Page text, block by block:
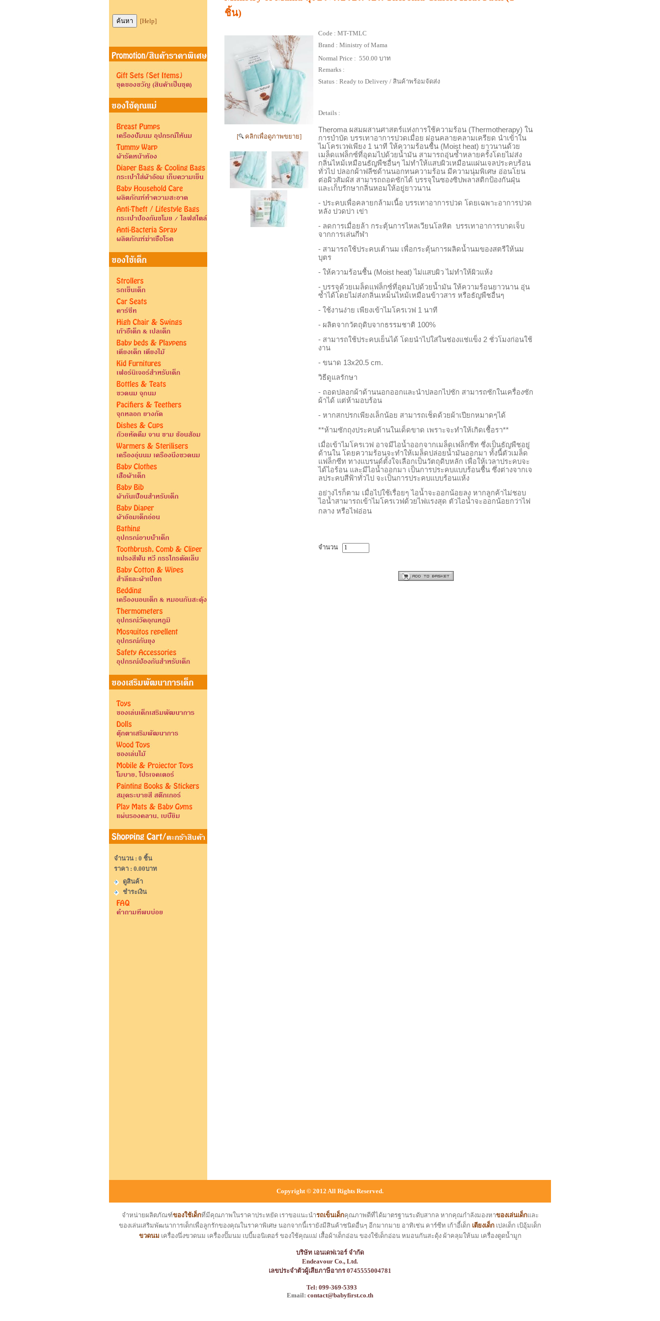
[Help]
จำนวน : 0 ชิ้น
ราคา : 0.00บาท
ดูสินค้า
ชำระเงิน
ชิ้น)
[ คลิกเพื่อดูภาพขยาย]
Code : MT-TMLC
Brand : Ministry of Mama
Normal Price : 550.00 บาท
Remarks :
Status : Ready to Delivery / สินค้าพร้อมจัดส่ง
Details :
Theroma ผสมผสานศาสตร์แห่งการใช้ความร้อน (Thermotherapy) ใน
การบำบัด บรรเทาอาการปวดเมื่อย ผ่อนคลายคลามเครียด นำเข้าใน
ไมโครเวฟเพียง 1 นาที ให้ความร้อนชื้น (Moist heat) ยาวนานด้วย
เมล็ดแฟล็กซ์ที่อุดมไปด้วยน้ำมัน สามารถอุ่นซ้ำหลายครั้งโดยไม่ส่ง
กลิ่นไหม้เหมือนธัญพืชอื่นๆ ไม่ทำให้แสบผิวเหมือนแผ่นเจลประคบร้อน
ทั่วไป ปลอกผ้าฟลีซด้านนอกทนความร้อน มีความนุ่มพิเศษ อ่อนโยน
ต่อผิวสัมผัส สามารถถอดซักได้ บรรจุในซองซิปพลาสติกป้องกันฝุ่น
และเก็บรักษากลิ่นหอมให้อยู่ยาวนาน
-ประคบเพื่อคลายกล้ามเนื้อ บรรเทาอาการปวด โดยเฉพาะอาการปวด
หลัง ปวดบ่า เข่า
- ลดการเมื่อยล้า กระตุ้นการไหลเวียนโลหิต บรรเทาอาการบาดเจ็บ
จากการเล่นกีฬา
- สามารถใช้ประคบเต้านม เพื่อกระตุ้นการผลิดน้ำนมของสตรีให้นม
บุตร
-ให้ความร้อนชื้น (Moist heat)ไม่แสบผิว ไม่ทำให้ผิวแห้ง
-บรรจุด้วยเมล็ดแฟล็กซ์ที่อุดมไปด้วยน้ำมัน ให้ความร้อนยาวนาน อุ่น
ซ้ำได้โดยไม่ส่งกลิ่นเหม็นไหม้เหมือนข้าวสาร หรือธัญพืชอื่นๆ
-ใช้งานง่าย เพียงเข้าไมโครเวฟ 1 นาที
- ผลิตจากวัตถุดิบจากธรรมชาติ 100%
- สามารถใช้ประคบเย็นได้ โดยนำไปใส่ในช่องแช่แข็ง 2 ชั่วโมงก่อนใช้
งาน
-ขนาด 13x20.5 cm.
วิธีดูแลรักษา
- ถอดปลอกผ้าด้านนอกออกและนำปลอกไปซัก สามารถซักในเครื่องซัก
ผ้าได้ แต่ห้ามอบร้อน
-หากสกปรกเพียงเล็กน้อย สามารถเช็ดด้วยผ้าเปียกหมาดๆได้
**ห้ามซักถุงประคบด้านในเด็ดขาด เพราะจะทำให้เกิดเชื้อรา**
เมื่อเข้าไมโครเวฟ อาจมีไอน้ำออกจากเมล็ดเฟล็กซีท ซึ่งเป็นธัญพืชอยู่
ด้านใน โดยความร้อนจะทำให้เมล็ดปล่อยน้ำมันออกมา ทั้งนี้ตัวเมล็ด
แฟล็กซีท ทางแบรนด์ตั้งใจเลือกเป็นวัตถุดิบหลัก เพื่อให้เวลาประคบจะ
ได้ไอร้อน และมีไอน้ำออกมา เป็นการประคบแบบร้อนชื้น ซึ่งต่างจากเจ
ลประคบสีฟ้าทั่วไป จะเป็นการประคบแบบร้อนแห้ง
อย่างไรก็ตาม เมื่อไปใช้เรื่อยๆ ไอน้ำจะออกน้อยลง หากลูกค้าไม่ชอบ
ไอน้ำสามารถเข้าไมโครเวฟด้วยไฟแรงสุด ตัวไอน้ำจะออกน้อยกว่าไฟ
กลาง หรือไฟอ่อน
จำนวน
Copyright © 2012 All Rights Reserved.
จำหน่ายผลิตภัณฑ์ของใช้เด็กที่มีคุณภาพในราคาประหยัด เราขอแนะนำรถเข็นเด็กคุณภาพดีที่ได้มาตรฐานระดับสากล หากคุณกำลังมองหาของเล่นเด็กและ
ของเล่นเสริมพัฒนาการเด็กเพื่อลูกรักของคุณในราคาพิเศษ นอกจากนี้เรายังมีสินค้าชนิดอื่นๆ อีกมากมาย อาทิเช่น คาร์ซีท เก้าอี้เด็ก เตียงเด็ก เปลเด็ก เป้อุ้มเด็ก
ขวดนม เครื่องนึ่งขวดนม เครื่องปั๊มนม เบบี้มอนิเตอร์ ของใช้คุณแม่ เสื้อผ้าเด็กอ่อน ของใช้เด็กอ่อน หมอนกันสะดุ้ง ผ้าคลุมให้นม เครื่องดูดน้ำมูก
บริษัท เอนเดฟเวอร์ จำกัด
Endeavour Co., Ltd.
เลขประจำตัวผู้เสียภาษีอากร 0745555004781
Tel: 099-369-5393
Email: contact@babyfirst.co.th